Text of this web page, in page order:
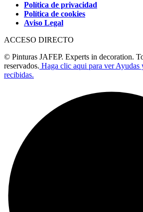
Política de privacidad
Política de cookies
Aviso Legal
ACCESO DIRECTO
© Pinturas JAFEP. Experts in decoration.
reservados. Haga clic aqui para ver Ayudas
recibidas.